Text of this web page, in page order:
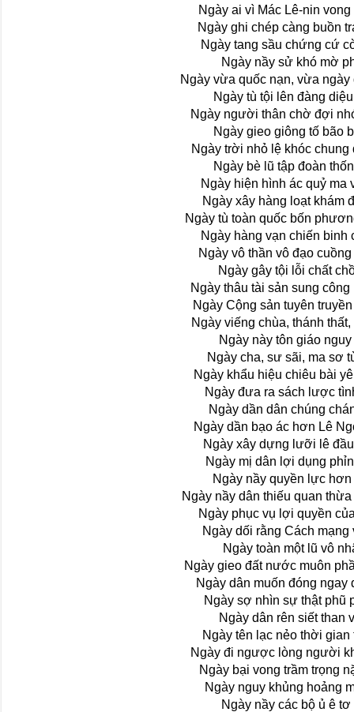
Ngày ai vì Mác Lê-nin
Ngày ghi chép càng buồn
Ngày tang sầu chứng cứ
Ngày nầy sử khó mờ
Ngày vừa quốc nạn, vừa ngày
Ngày tù tội lên đàng
Ngày người thân chờ đợi
Ngày gieo giông tố bão
Ngày trời nhỏ lệ khóc chung
Ngày bè lũ tập đoàn
Ngày hiện hình ác quỷ ma
Ngày xây hàng loạt khám
Ngày tù toàn quốc bốn
Ngày hàng vạn chiến binh
Ngày vô thần vô đạo
Ngày gây tội lỗi chất
Ngày thâu tài sản sung công
Ngày Cộng sản tuyên
Ngày viếng chùa, thánh
Ngày này tôn giáo
Ngày cha, sư sãi, ma sơ
Ngày khẩu hiệu chiêu bài
Ngày đưa ra sách lược
Ngày dần dân chúng
Ngày dần bạo ác hơn Lê
Ngày xây dựng lưỡi lê
Ngày mị dân lợi dụng
Ngày nầy quyền lực hơn
Ngày nầy dân thiếu quan
Ngày phục vụ lợi quyền
Ngày dối rằng Cách mạng
Ngày toàn một lũ vô
Ngày gieo đất nước muôn
Ngày dân muốn đóng ngay
Ngày sợ nhìn sự thật phũ
Ngày dân rên siết than
Ngày tên lạc nẻo thời gian
Ngày đi ngược lòng người
Ngày bại vong trầm trọng
Ngày nguy khủng hoảng
Ngày nầy các bộ ủ ê tơ